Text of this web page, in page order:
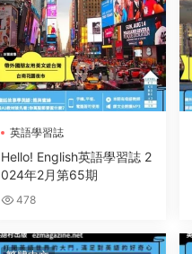
英語學習誌
Hello! English英語學習誌 2
024年2月第65期
478